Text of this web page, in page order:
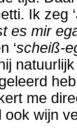
Ik zeg ‘
es mir
‘scheiß-
me
ook wijn